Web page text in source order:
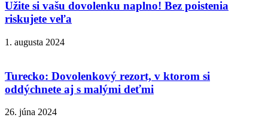
Užite si vašu dovolenku naplno! Bez poistenia
riskujete veľa
1. augusta 2024
Turecko: Dovolenkový rezort, v ktorom si
oddýchnete aj s malými deťmi
26. júna 2024